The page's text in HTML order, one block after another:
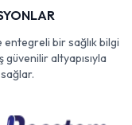
entegreli bir sağlık bilgi
altyapısıyla